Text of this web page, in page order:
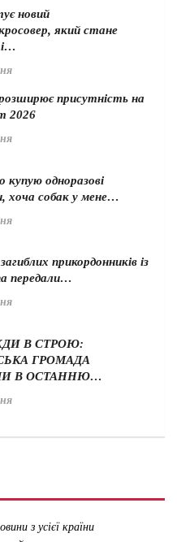
новий
який стане
присутність на
2026
купую одноразові
хоча собак у мене…
прикордонників із
передали…
В СТРОЮ:
ГРОМАДА
В ОСТАННЮ…
з усієї країни